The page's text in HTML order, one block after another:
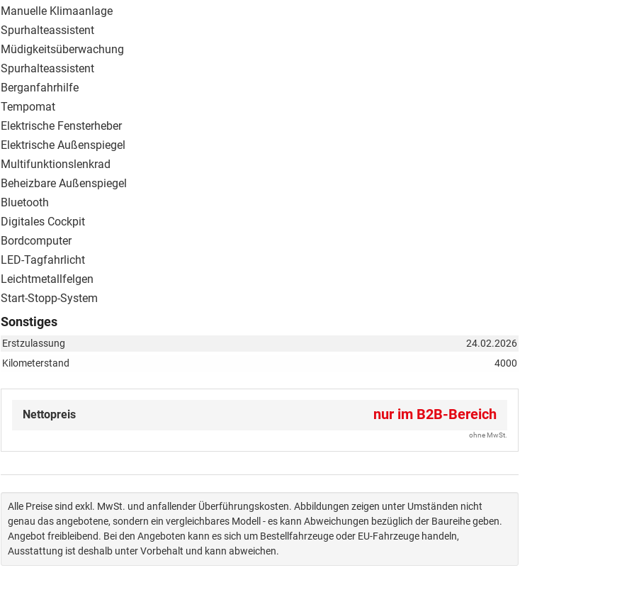
Manuelle Klimaanlage
Spurhalteassistent
Müdigkeitsüberwachung
Spurhalteassistent
Berganfahrhilfe
Tempomat
Elektrische Fensterheber
Elektrische Außenspiegel
Multifunktionslenkrad
Beheizbare Außenspiegel
Bluetooth
Digitales Cockpit
Bordcomputer
LED-Tagfahrlicht
Leichtmetallfelgen
Start-Stopp-System
Sonstiges
Erstzulassung
24.02.2026
Kilometerstand
4000
Nettopreis nur im B2B-Bereich
ohne MwSt.
Alle Preise sind exkl. MwSt. und anfallender Überführungskosten. Abbildungen zeigen unter Umständen nicht
genau das angebotene, sondern ein vergleichbares Modell - es kann Abweichungen bezüglich der Baureihe geben.
Angebot freibleibend. Bei den Angeboten kann es sich um Bestellfahrzeuge oder EU-Fahrzeuge handeln,
Ausstattung ist deshalb unter Vorbehalt und kann abweichen.